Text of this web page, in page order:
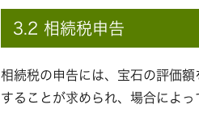
3.2 相続税申告
相続税の申告には、宝石の評価
することが求められ、場合によ